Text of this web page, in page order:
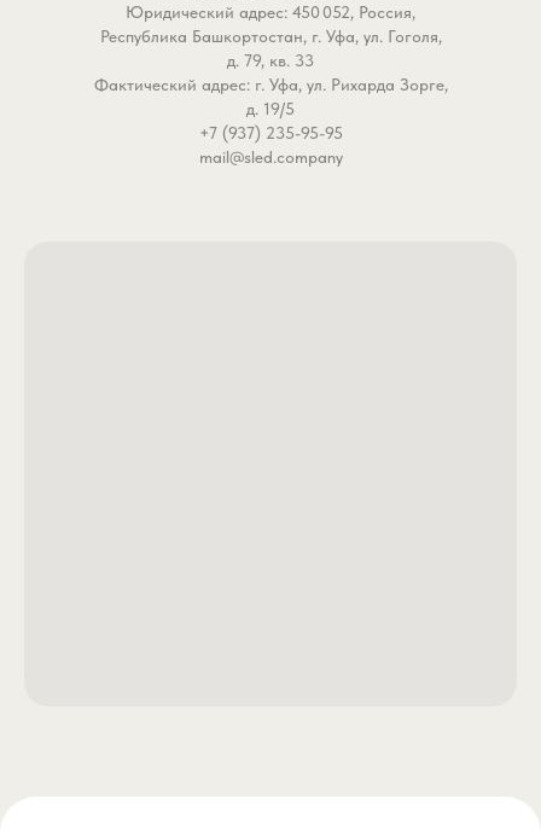
Юридический адрес: 450 052, Россия,
Республика Башкортостан, г. Уфа, ул. Гоголя,
д. 79, кв. 33
Фактический адрес: г. Уфа, ул. Рихарда Зорге,
д. 19/5
+7 (937) 235-95-95
mail@sled.company